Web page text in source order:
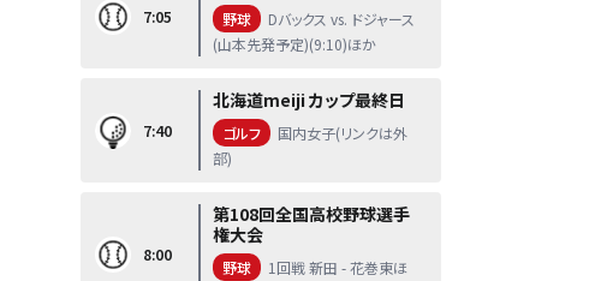
7:05 野球
Dバックス vs. ドジャース
(山本先発予定)(9:10)ほか
7:40
北海道meiji カップ最終日
ゴルフ
国内女子(リンクは外
部)
8:00
第108回全国高校野球選手
権大会
野球
1回戦 新田 - 花巻東ほ